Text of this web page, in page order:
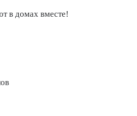
в домах вместе!